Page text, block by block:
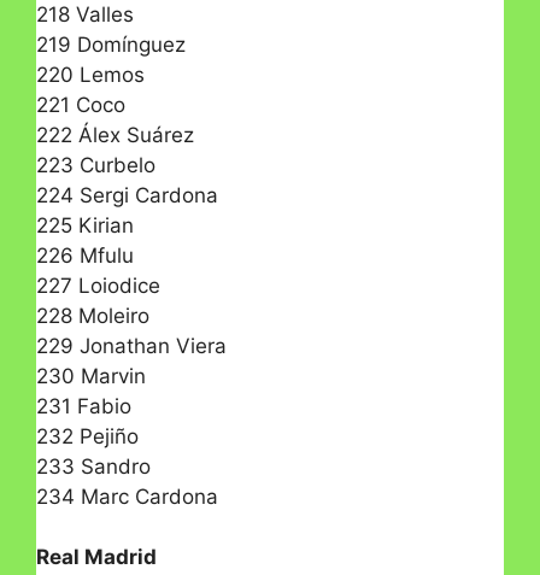
218 Valles
219 Domínguez
220 Lemos
221 Coco
222 Álex Suárez
223 Curbelo
224 Sergi Cardona
225 Kirian
226 Mfulu
227 Loiodice
228 Moleiro
229 Jonathan Viera
230 Marvin
231 Fabio
232 Pejiño
233 Sandro
234 Marc Cardona
Real Madrid